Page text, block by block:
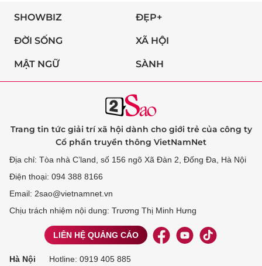
SHOWBIZ ĐẸP+
ĐỜI SỐNG XÃ HỘI
MẬT NGỮ SÀNH
Trang tin tức giải trí xã hội dành cho giới trẻ của công ty
Cổ phần truyền thông VietNamNet
Địa chỉ: Tòa nhà C’land, số 156 ngõ Xã Đàn 2, Đống Đa, Hà Nội
Điện thoại: 094 388 8166
Email: 2sao@vietnamnet.vn
Chịu trách nhiệm nội dung: Trương Thị Minh Hưng
LIÊN HỆ QUẢNG CÁO
Hà Nội Hotline: 0919 405 885